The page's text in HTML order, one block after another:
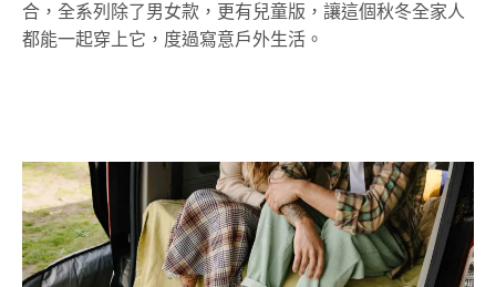
合，全系列除了男女款，更有兒童版，讓這個秋冬全家人
都能一起穿上它，度過寫意戶外生活。